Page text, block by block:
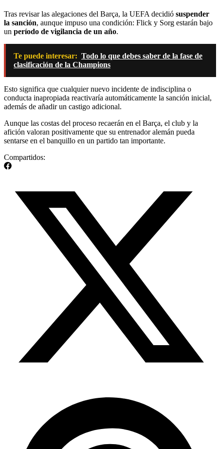
Tras revisar las alegaciones del Barça, la UEFA decidió suspender
la sanción, aunque impuso una condición: Flick y Sorg estarán bajo
un período de vigilancia de un año.
Te puede interesar: Todo lo que debes saber de la fase de
clasificación de la Champions
Esto significa que cualquier nuevo incidente de indisciplina o
conducta inapropiada reactivaría automáticamente la sanción inicial,
además de añadir un castigo adicional.
Aunque las costas del proceso recaerán en el Barça, el club y la
afición valoran positivamente que su entrenador alemán pueda
sentarse en el banquillo en un partido tan importante.
Compartidos: